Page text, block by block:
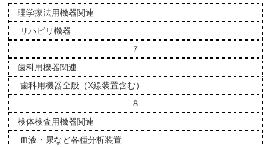
理学療法用機器関連
リハビリ機器
７
歯科用機器関連
歯科用機器全般（X線装置含む）
８
検体検査用機器関連
血液・尿など各種分析装置